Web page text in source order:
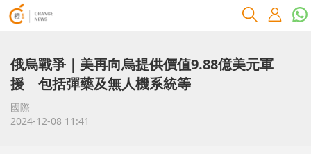
俄烏戰爭｜美再向烏提供價值9.88億美元軍
援 包括彈藥及無人機系統等
國際
2024-12-08 11:41